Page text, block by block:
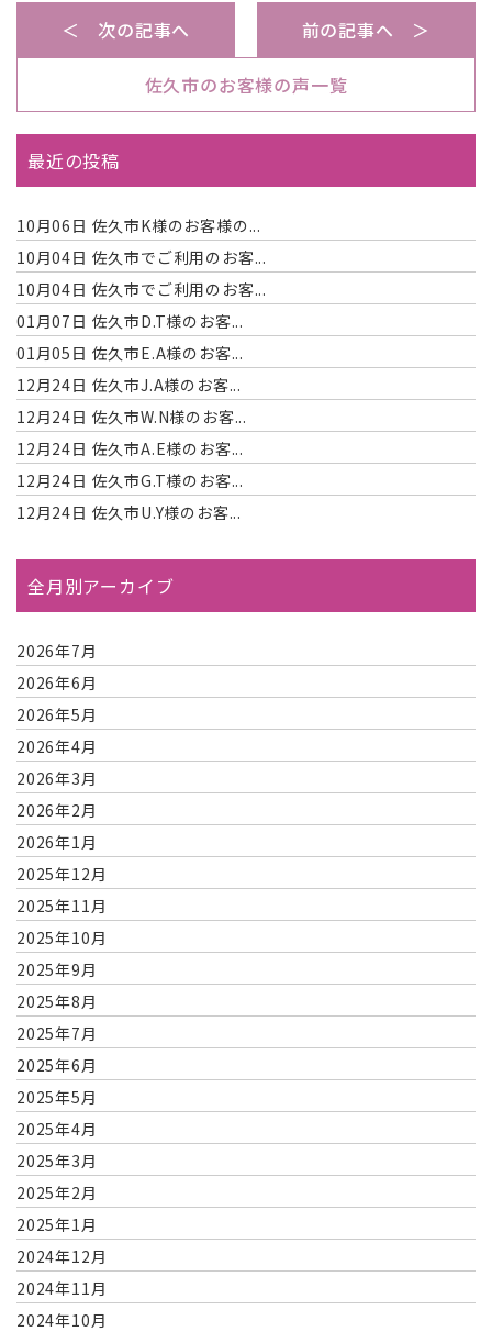
＜ 次の記事へ
佐久市のお客様の声一覧
前の記事へ ＞
最近の投稿
10月06日 佐久市K様のお客様の...
10月04日 佐久市でご利用のお客...
10月04日 佐久市でご利用のお客...
01月07日 佐久市D.T様のお客...
01月05日 佐久市E.A様のお客...
12月24日 佐久市J.A様のお客...
12月24日 佐久市W.N様のお客...
12月24日 佐久市A.E様のお客...
12月24日 佐久市G.T様のお客...
12月24日 佐久市U.Y様のお客...
全月別アーカイブ
2026年7月
2026年6月
2026年5月
2026年4月
2026年3月
2026年2月
2026年1月
2025年12月
2025年11月
2025年10月
2025年9月
2025年8月
2025年7月
2025年6月
2025年5月
2025年4月
2025年3月
2025年2月
2025年1月
2024年12月
2024年11月
2024年10月